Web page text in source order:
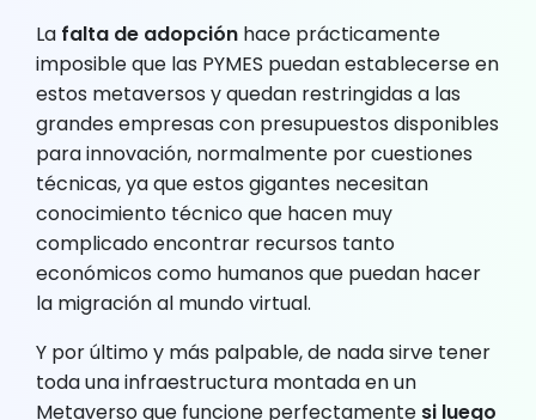
La falta de adopción hace prácticamente
imposible que las PYMES puedan establecerse en
estos metaversos y quedan restringidas a las
grandes empresas con presupuestos disponibles
para innovación, normalmente por cuestiones
técnicas, ya que estos gigantes necesitan
conocimiento técnico que hacen muy
complicado encontrar recursos tanto
económicos como humanos que puedan hacer
la migración al mundo virtual.
Y por último y más palpable, de nada sirve tener
toda una infraestructura montada en un
Metaverso que funcione perfectamente si luego